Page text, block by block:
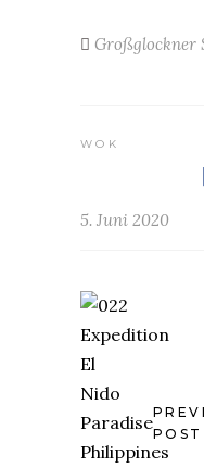
Großglockner
WOK
5. Juni 2020
POST